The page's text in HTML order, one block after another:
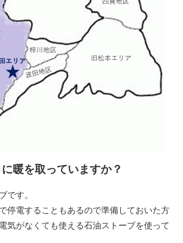
暖を取っていますか？
です。
停電することもあるので準備しておいた方
気がなくても使える石油ストーブを使って